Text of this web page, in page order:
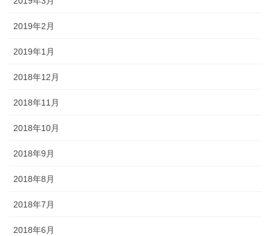
2019年2月
2019年1月
2018年12月
2018年11月
2018年10月
2018年9月
2018年8月
2018年7月
2018年6月